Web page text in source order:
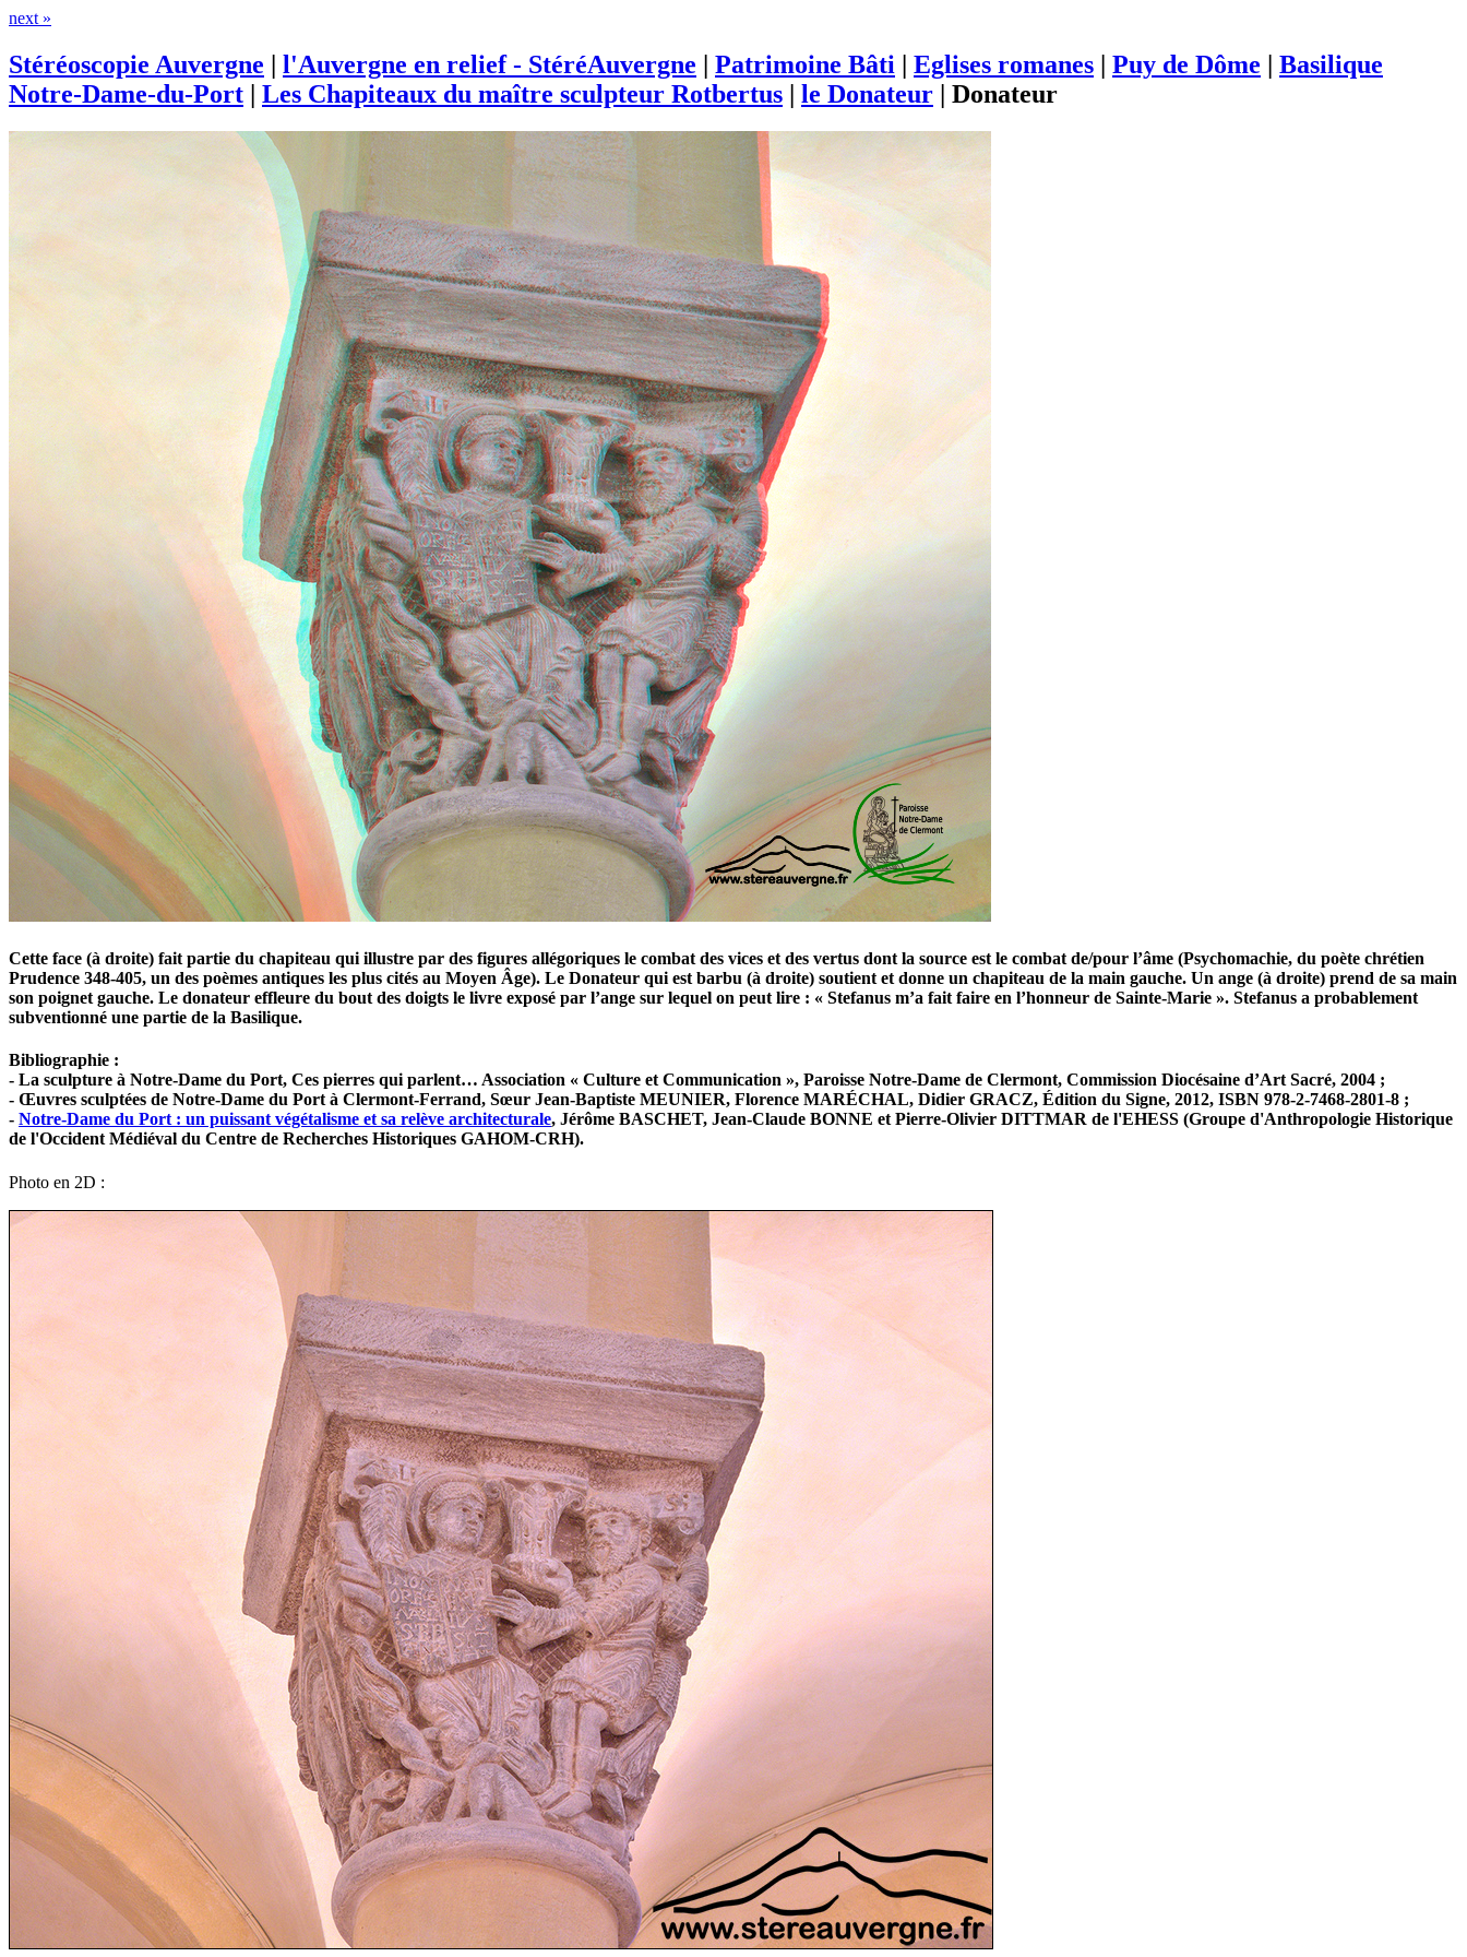
next »
Stéréoscopie Auvergne | l'Auvergne en relief - StéréAuvergne | Patrimoine Bâti | Eglises romanes | Puy de Dôme | Basilique
Notre-Dame-du-Port | Les Chapiteaux du maître sculpteur Rotbertus | le Donateur | Donateur
Cette face (à droite) fait partie du chapiteau qui illustre par des figures allégoriques le combat des vices et des vertus dont la source est le combat de/pour l’âme (Psychomachie, du poète chrétien
Prudence 348-405, un des poèmes antiques les plus cités au Moyen Âge). Le Donateur qui est barbu (à droite) soutient et donne un chapiteau de la main gauche. Un ange (à droite) prend de sa main
son poignet gauche. Le donateur effleure du bout des doigts le livre exposé par l’ange sur lequel on peut lire : « Stefanus m’a fait faire en l’honneur de Sainte-Marie ». Stefanus a probablement
subventionné une partie de la Basilique.
Bibliographie :
- La sculpture à Notre-Dame du Port, Ces pierres qui parlent… Association « Culture et Communication », Paroisse Notre-Dame de Clermont, Commission Diocésaine d’Art Sacré, 2004 ;
- Œuvres sculptées de Notre-Dame du Port à Clermont-Ferrand, Sœur Jean-Baptiste MEUNIER, Florence MARÉCHAL, Didier GRACZ, Édition du Signe, 2012, ISBN 978-2-7468-2801-8 ;
- Notre-Dame du Port : un puissant végétalisme et sa relève architecturale, Jérôme BASCHET, Jean-Claude BONNE et Pierre-Olivier DITTMAR de l'EHESS (Groupe d'Anthropologie Historique
de l'Occident Médiéval du Centre de Recherches Historiques GAHOM-CRH).
Photo en 2D :